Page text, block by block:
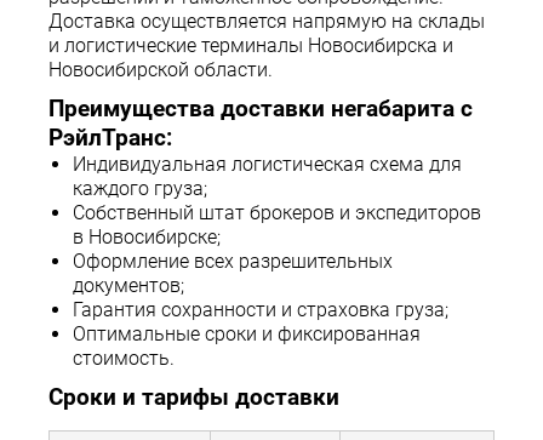
Доставка осуществляется напрямую на склады
и логистические терминалы Новосибирска и
Новосибирской области.
Преимущества доставки негабарита с
РэйлТранс:
Индивидуальная логистическая схема для
каждого груза;
Собственный штат брокеров и экспедиторов
в Новосибирске;
Оформление всех разрешительных
документов;
Гарантия сохранности и страховка груза;
Оптимальные сроки и фиксированная
стоимость.
Сроки и тарифы доставки